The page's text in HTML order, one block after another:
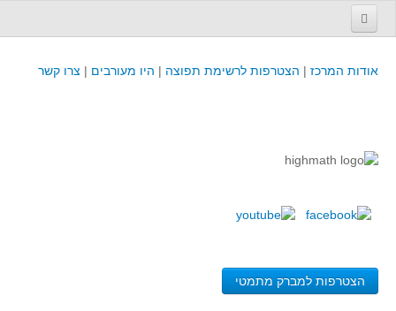
אודות המרכז | הצטרפות לרשימת תפוצה | היו מעורבים | צרו קשר
הצטרפות למברק מתמטי
קורסים והשתלמויות של מרכז המורים - כולל תוצרים
קורסים, כנסים והשתלמויות בארץ - מידע לשנה זו
משאבי הוראה ולמידה